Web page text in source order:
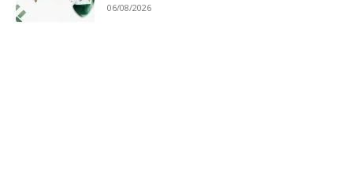
06/08/2026